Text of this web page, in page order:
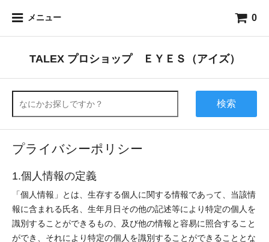
メニュー 0
TALEX プロショップ ＥＹＥＳ（アイズ）
検索
プライバシーポリシー
1.個人情報の定義
「個人情報」とは、生存する個人に関する情報であって、当該情
報に含まれる氏名、生年月日その他の記述等により特定の個人を
識別することができるもの、及び他の情報と容易に照合すること
ができ、それにより特定の個人を識別することができることとな